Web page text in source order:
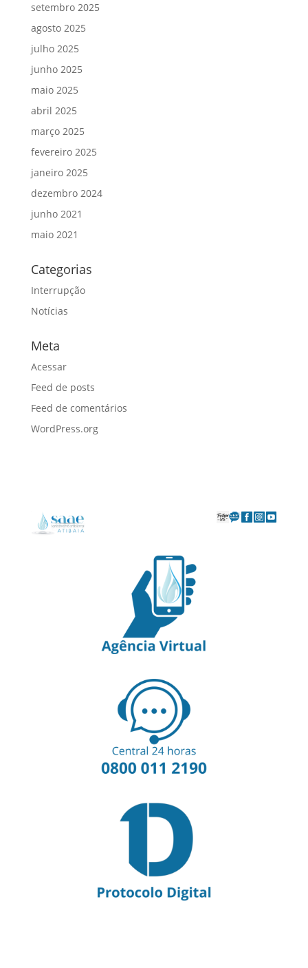
setembro 2025
agosto 2025
julho 2025
junho 2025
maio 2025
abril 2025
março 2025
fevereiro 2025
janeiro 2025
dezembro 2024
junho 2021
maio 2021
Categorias
Interrupção
Notícias
Meta
Acessar
Feed de posts
Feed de comentários
WordPress.org